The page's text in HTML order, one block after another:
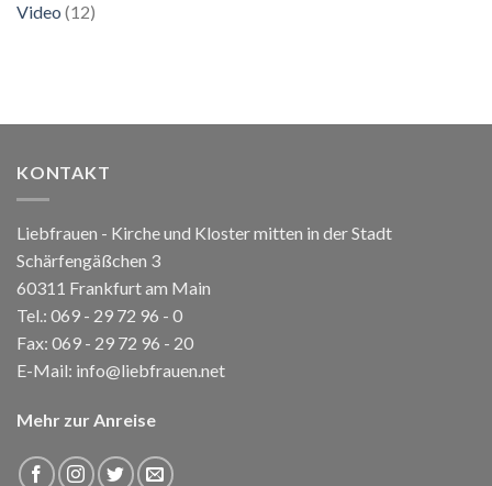
Video (12)
KONTAKT
Liebfrauen - Kirche und Kloster mitten in der Stadt
Schärfengäßchen 3
60311 Frankfurt am Main
Tel.: 069 - 29 72 96 - 0
Fax: 069 - 29 72 96 - 20
E-Mail: info@liebfrauen.net
Mehr zur Anreise